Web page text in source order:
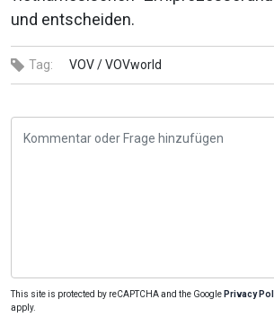
und entscheiden.
Tag: VOV /VOVworld
This site is protected by reCAPTCHA and the Google Privacy
apply.